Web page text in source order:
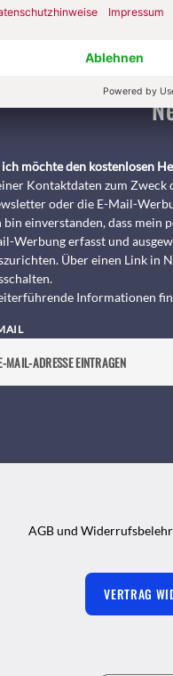
ich möchte den kostenlosen
Kontaktdaten zum Zweck
oder die E-Mail-
bin einverstanden, dass mein
Werbung erfasst und
Über einen Link in
Informationen
AGB und
VERTRAG